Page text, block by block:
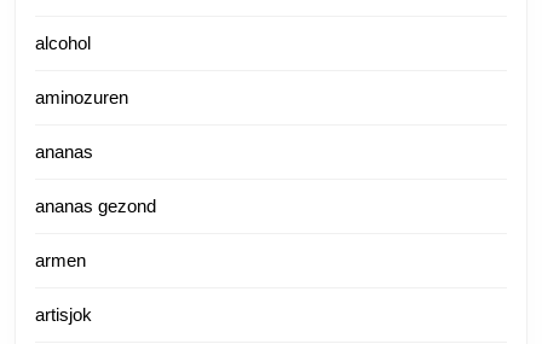
alcohol
aminozuren
ananas
ananas gezond
armen
artisjok